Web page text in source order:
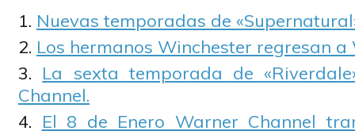
Nuevas temporadas de
Los hermanos Winchester regresan a
La sexta temporada de
Channel.
El 8 de Enero Warner Channel